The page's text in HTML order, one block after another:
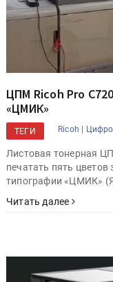
ЦПМ Ricoh Pro
«ЦМИК»
ТЕГИ Ricoh |
Листовая тонерная
печатать пять цветов
типографии «ЦМИК»
Читать далее